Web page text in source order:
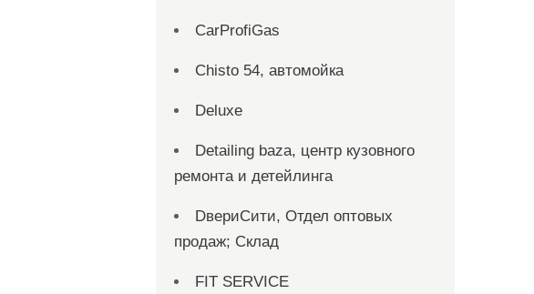
CarProfiGas
Chisto 54, автомойка
Deluxe
Detailing baza, центр кузовного
ремонта и детейлинга
DвериСити, Отдел оптовых
продаж; Склад
FIT SERVICE